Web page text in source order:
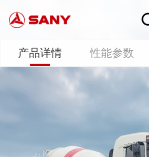
产品详情 性能参数